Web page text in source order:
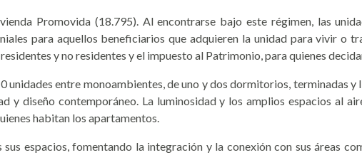
Promovida (18.795). Al encontrarse bajo este régimen, las
para aquellos beneficiarios que adquieren la unidad para vivir o
y no residentes y el impuesto al Patrimonio, para quienes
unidades entre monoambientes, de uno y dos dormitorios, terminadas y
y diseño contemporáneo. La luminosidad y los amplios espacios al
habitan los apartamentos.
espacios, fomentando la integración y la conexión con sus áreas